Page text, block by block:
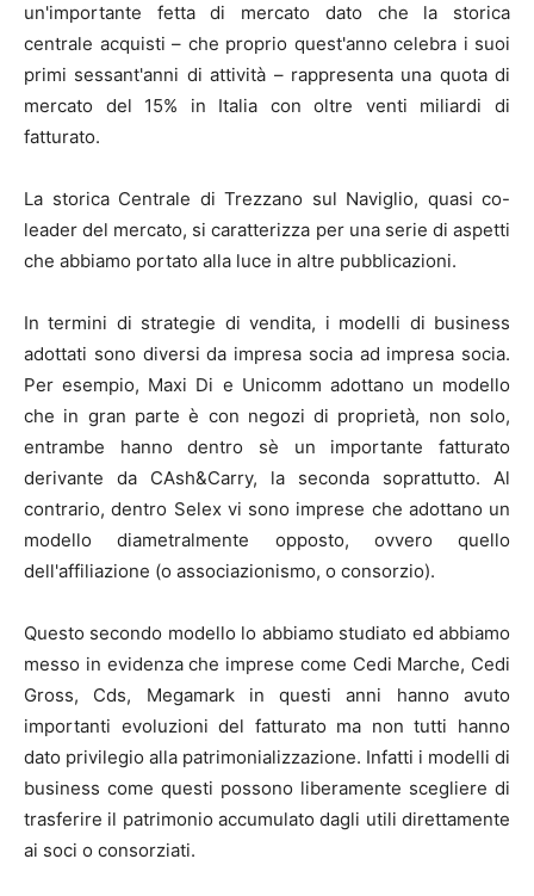
un'importante fetta di mercato dato che la storica
centrale acquisti – che proprio quest'anno celebra i suoi
primi sessant'anni di attività – rappresenta una quota di
mercato del 15% in Italia con oltre venti miliardi di
fatturato.
La storica Centrale di Trezzano sul Naviglio, quasi co-
leader del mercato, si caratterizza per una serie di aspetti
che abbiamo portato alla luce in altre pubblicazioni.
In termini di strategie di vendita, i modelli di business
adottati sono diversi da impresa socia ad impresa socia.
Per esempio, Maxi Di e Unicomm adottano un modello
che in gran parte è con negozi di proprietà, non solo,
entrambe hanno dentro sè un importante fatturato
derivante da CAsh&Carry, la seconda soprattutto. Al
contrario, dentro Selex vi sono imprese che adottano un
modello diametralmente opposto, ovvero quello
dell'affiliazione (o associazionismo, o consorzio).
Questo secondo modello lo abbiamo studiato ed abbiamo
messo in evidenza che imprese come Cedi Marche, Cedi
Gross, Cds, Megamark in questi anni hanno avuto
importanti evoluzioni del fatturato ma non tutti hanno
dato privilegio alla patrimonializzazione. Infatti i modelli di
business come questi possono liberamente scegliere di
trasferire il patrimonio accumulato dagli utili direttamente
ai soci o consorziati.